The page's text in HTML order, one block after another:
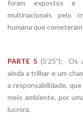
foram expostos e
multinacionais pelo
humana que cometeram.
PARTE 5 (5’25”): Os
ainda a trilhar e um
a responsabilidade,
meio ambiente, por
lucrora.